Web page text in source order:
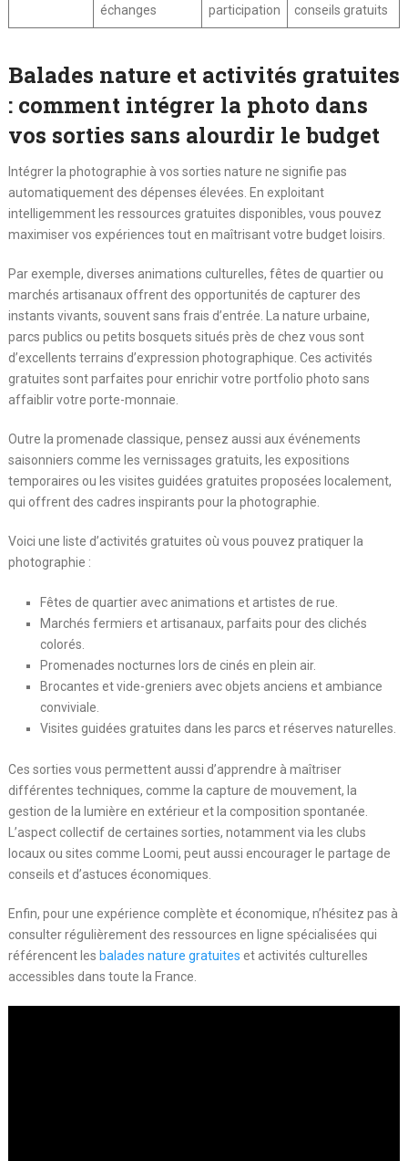
échanges
participation
conseils gratuits
Balades nature et activités gratuites
: comment intégrer la photo dans
vos sorties sans alourdir le budget
Intégrer la photographie à vos sorties nature ne signifie pas
automatiquement des dépenses élevées. En exploitant
intelligemment les ressources gratuites disponibles, vous pouvez
maximiser vos expériences tout en maîtrisant votre budget loisirs.
Par exemple, diverses animations culturelles, fêtes de quartier ou
marchés artisanaux offrent des opportunités de capturer des
instants vivants, souvent sans frais d’entrée. La nature urbaine,
parcs publics ou petits bosquets situés près de chez vous sont
d’excellents terrains d’expression photographique. Ces activités
gratuites sont parfaites pour enrichir votre portfolio photo sans
affaiblir votre porte-monnaie.
Outre la promenade classique, pensez aussi aux événements
saisonniers comme les vernissages gratuits, les expositions
temporaires ou les visites guidées gratuites proposées localement,
qui offrent des cadres inspirants pour la photographie.
Voici une liste d’activités gratuites où vous pouvez pratiquer la
photographie :
Fêtes de quartier avec animations et artistes de rue.
Marchés fermiers et artisanaux, parfaits pour des clichés
colorés.
Promenades nocturnes lors de cinés en plein air.
Brocantes et vide-greniers avec objets anciens et ambiance
conviviale.
Visites guidées gratuites dans les parcs et réserves naturelles.
Ces sorties vous permettent aussi d’apprendre à maîtriser
différentes techniques, comme la capture de mouvement, la
gestion de la lumière en extérieur et la composition spontanée.
L’aspect collectif de certaines sorties, notamment via les clubs
locaux ou sites comme Loomi, peut aussi encourager le partage de
conseils et d’astuces économiques.
Enfin, pour une expérience complète et économique, n’hésitez pas à
consulter régulièrement des ressources en ligne spécialisées qui
référencent les balades nature gratuites et activités culturelles
accessibles dans toute la France.